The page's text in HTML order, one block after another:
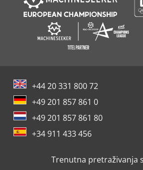
+44 20 331 800 72
+49 201 857 861 0
+49 201 857 861 80
+34 911 433 456
Trenutna pretraživanja